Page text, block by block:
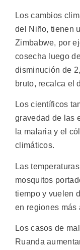
Los cambios
del Niño, tienen
Zimbabwe, por
cosecha luego
disminución de
bruto, recalca el
Los científicos
gravedad de las
la malaria y el
climáticos.
Las
mosquitos
tiempo y vuelen
en regiones más
Los casos de
Ruanda